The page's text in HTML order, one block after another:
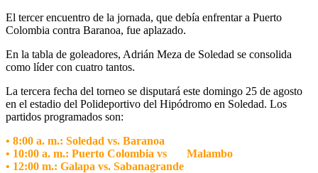
El tercer encuentro de la jornada, que debía enfrentar a Puerto
Colombia contra Baranoa, fue aplazado.
En la tabla de goleadores, Adrián Meza de Soledad se consolida
como líder con cuatro tantos.
La tercera fecha del torneo se disputará este domingo 25 de agosto
en el estadio del Polideportivo del Hipódromo en Soledad. Los
partidos programados son:
• 8:00 a. m.: Soledad vs. Baranoa
• 10:00 a. m.: Puerto Colombia vs Malambo
• 12:00 m.: Galapa vs. Sabanagrande